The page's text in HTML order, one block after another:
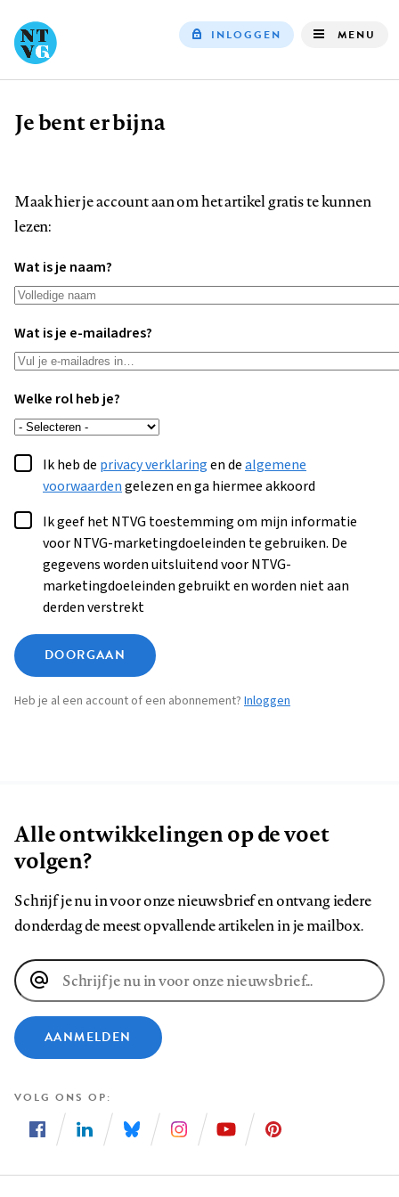
INLOGGEN MENU
Kruimelpad
Je bent er bijna
Maak hier je account aan om het artikel gratis te kunnen
lezen:
Wat is je naam?
Wat is je e-mailadres?
Welke rol heb je?
Ik heb de privacy verklaringen dealgemene
voorwaardengelezen en ga hiermee akkoord
Ik geef het NTVG toestemming om mijn informatie
voor NTVG-marketingdoeleinden te gebruiken. De
gegevens worden uitsluitend voor NTVG-
marketingdoeleinden gebruikt en worden niet aan
derden verstrekt
DOORGAAN
Heb je al een account of een abonnement? Inloggen
Alle ontwikkelingen op de voet
volgen?
Schrijf je nu in voor onze nieuwsbrief en ontvang iedere
donderdag de meest opvallende artikelen in je mailbox.
E-
mailadres
AANMELDEN
VOLG ONS OP
ons
ons
ons
ons
ons
ons